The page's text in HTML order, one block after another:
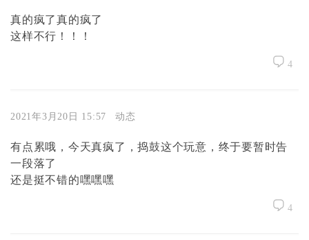
真的疯了真的疯了
这样不行！！！
4
2021年3月20日 15:57 动态
有点累哦，今天真疯了，捣鼓这个玩意，终于要暂时告
一段落了
还是挺不错的嘿嘿嘿
4